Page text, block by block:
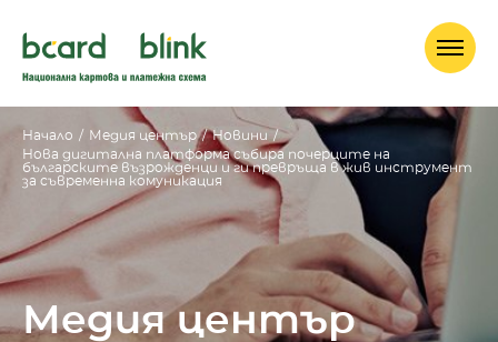
Начало / Медия център / Новини /
Нова дигитална платформа събира почерците на
българските възрожденци и ги превръща в жив инструмент
за съвременна комуникация
Медия център